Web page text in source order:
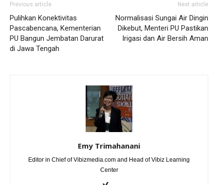
Previous article
Pulihkan Konektivitas
Pascabencana, Kementerian
PU Bangun Jembatan Darurat
di Jawa Tengah
Next article
Normalisasi Sungai Air Dingin
Dikebut, Menteri PU Pastikan
Irigasi dan Air Bersih Aman
Emy Trimahanani
Editor in Chief of Vibizmedia.com and Head of Vibiz Learning
Center